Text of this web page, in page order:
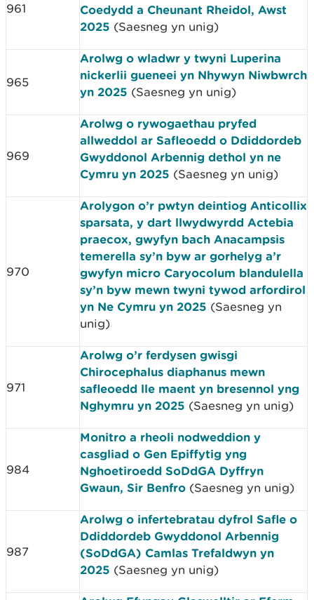
961
Coedydd a Cheunant Rheidol, Awst
2025 (Saesneg yn unig)
965
Arolwg o wladwr y twyni Luperina
nickerlii gueneei yn Nhywyn Niwbwrch
yn 2025 (Saesneg yn unig)
969
Arolwg o rywogaethau pryfed
allweddol ar Safleoedd o Ddiddordeb
Gwyddonol Arbennig dethol yn ne
Cymru yn 2025 (Saesneg yn unig)
970
Arolygon o’r pwtyn deintiog Anticollix
sparsata, y dart llwydwyrdd Actebia
praecox, gwyfyn bach Anacampsis
temerella sy’n byw ar gorhelyg a’r
gwyfyn micro Caryocolum blandulella
sy’n byw mewn twyni tywod arfordirol
yn Ne Cymru yn 2025 (Saesneg yn
unig)
971
Arolwg o’r ferdysen gwisgi
Chirocephalus diaphanus mewn
safleoedd lle maent yn bresennol yng
Nghymru yn 2025 (Saesneg yn unig)
984
Monitro a rheoli nodweddion y
casgliad o Gen Epiffytig yng
Nghoetiroedd SoDdGA Dyffryn
Gwaun, Sir Benfro (Saesneg yn unig)
987
Arolwg o infertebratau dyfrol Safle o
Ddiddordeb Gwyddonol Arbennig
(SoDdGA) Camlas Trefaldwyn yn
2025 (Saesneg yn unig)